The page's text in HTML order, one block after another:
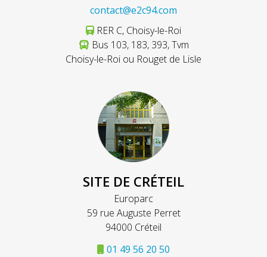
contact@e2c94.com
RER C, Choisy-le-Roi
Bus 103, 183, 393, Tvm
Choisy-le-Roi ou Rouget de Lisle
SITE DE CRÉTEIL
Europarc
59 rue Auguste Perret
94000 Créteil
01 49 56 20 50